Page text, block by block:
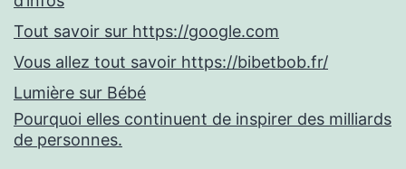
Tout savoir sur https://google.com
Vous allez tout savoir https://bibetbob.fr/
Lumière sur Bébé
Pourquoi elles continuent de inspirer des milliards
de personnes.